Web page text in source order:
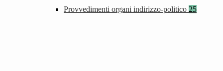
Provvedimenti organi indirizzo-politico 25